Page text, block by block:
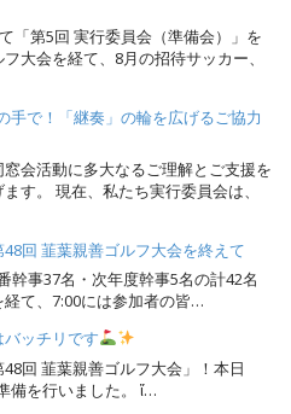
「第5回 実行委員会（準備会）」を
大会を経て、8月の招待サッカー、
手で！「継奏」の輪を広げるご協力
会活動に多大なるご理解とご支援を
す。 現在、私たち実行委員会は、
回 韮葉親善ゴルフ大会を終えて
幹事37名・次年度幹事5名の計42名
て、7:00には参加者の皆…
ッチリです
回 韮葉親善ゴルフ大会」！本日
備を行いました。 ἴ…